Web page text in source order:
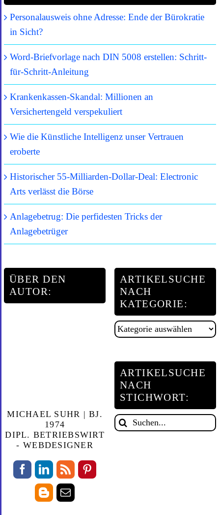
Personalausweis ohne Adresse: Ende der Bürokratie
in Sicht?
Word-Briefvorlage nach DIN 5008 erstellen: Schritt-
für-Schritt-Anleitung
Krankenkassen-Skandal: Millionen an
Versichertengeld verspekuliert
Wie die Künstliche Intelligenz unser Vertrauen
eroberte
Historischer 55-Milliarden-Dollar-Deal: Electronic
Arts verlässt die Börse
Anlagebetrug: Die perfidesten Tricks der
Anlagebetrüger
ÜBER DEN
AUTOR:
MICHAEL SUHR | BJ.
1974
DIPL. BETRIEBSWIRT
- WEBDESIGNER
ARTIKELSUCHE
NACH
KATEGORIE:
Artikelsuche
ARTIKELSUCHE
NACH
STICHWORT:
Suche